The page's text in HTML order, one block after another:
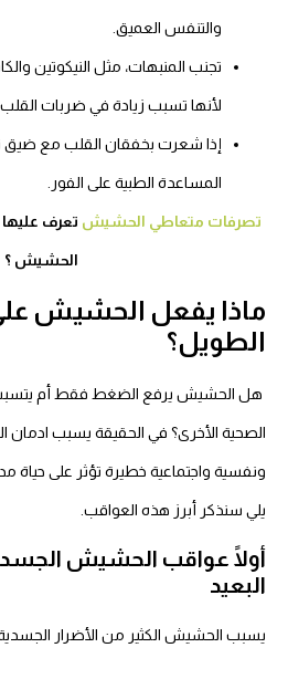
والتنفس العميق.
تجنب المنبهات، مثل النيكوتين
لأنها تسبب زيادة في ضربات القلب.
إذا شعرت بخفقان القلب مع
المساعدة الطبية على الفور.
تصرفات متعاطي الحشيش تعرف
الحشيش ؟
ماذا يفعل الحشيش
الطويل؟
هل الحشيش يرفع الضغط فقط أم
الصحية الأخرى؟ في الحقيقة يسبب
ونفسية واجتماعية خطيرة تؤثر على حياة
يلي سنذكر أبرز هذه العواقب.
أولًا عواقب الحشيش
البعيد
يسبب الحشيش الكثير من الأضرار